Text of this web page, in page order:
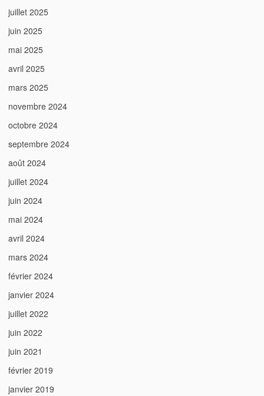
juillet 2025
juin 2025
mai 2025
avril 2025
mars 2025
novembre 2024
octobre 2024
septembre 2024
août 2024
juillet 2024
juin 2024
mai 2024
avril 2024
mars 2024
février 2024
janvier 2024
juillet 2022
juin 2022
juin 2021
février 2019
janvier 2019